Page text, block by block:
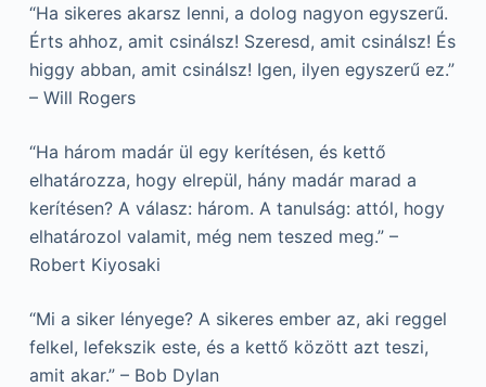
“Ha sikeres akarsz lenni, a dolog nagyon egyszerű.
Érts ahhoz, amit csinálsz! Szeresd, amit csinálsz! És
higgy abban, amit csinálsz! Igen, ilyen egyszerű ez.”
– Will Rogers
“Ha három madár ül egy kerítésen, és kettő
elhatározza, hogy elrepül, hány madár marad a
kerítésen? A válasz: három. A tanulság: attól, hogy
elhatározol valamit, még nem teszed meg.” –
Robert Kiyosaki
“Mi a siker lényege? A sikeres ember az, aki reggel
felkel, lefekszik este, és a kettő között azt teszi,
amit akar.” – Bob Dylan